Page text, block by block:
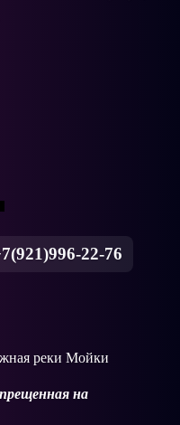
22-76
реки Мойки
на